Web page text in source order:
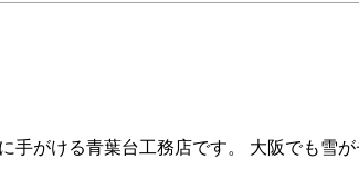
手がける青葉台工務店です。 大阪でも雪